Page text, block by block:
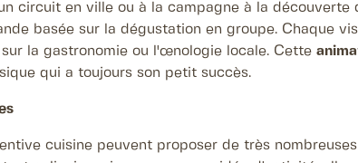
circuit en ville ou à la campagne à la découverte
basée sur la dégustation en groupe. Chaque
la gastronomie ou l'œnologie locale. Cette
qui a toujours son petit succès.
cuisine peuvent proposer de très nombreuses